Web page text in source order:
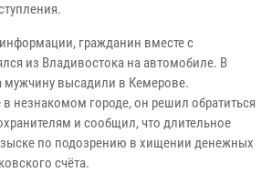
гражданин вместе с
из Владивостока на автомобиле. В
мужчину высадили в Кемерове.
незнакомом городе, он решил обратиться
и сообщил, что длительное
по подозрению в хищении денежных
счёта.